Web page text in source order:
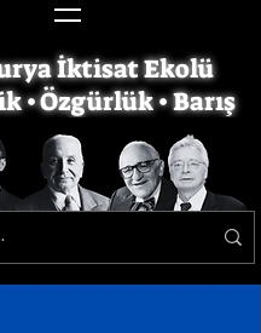
İktisat Ekolü
• Özgürlük • Barış